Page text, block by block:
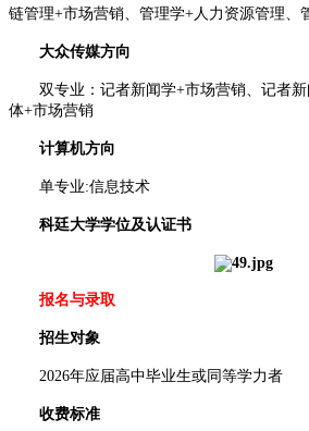
链管理+市场营销、管理学+人力资源管理、
大众传媒方向
双专业：记者新闻学+市场营销、记者新
体+市场营销
计算机方向
单专业:信息技术
科廷大学学位及认证书
报名与录取
招生对象
2026年应届高中毕业生或同等学力者
收费标准